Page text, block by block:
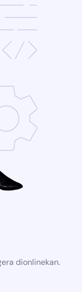
dionlinekan.